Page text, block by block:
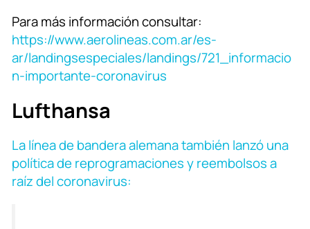
Para más información consultar:
https://www.aerolineas.com.ar/es-
ar/landingsespeciales/landings/721_informacio
n-importante-coronavirus
Lufthansa
La línea de bandera alemana también lanzó una
política de reprogramaciones y reembolsos a
raíz del coronavirus: